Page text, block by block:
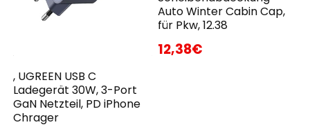
, UGREEN USB C
Ladegerät 30W, 3-Port
GaN Netzteil, PD iPhone
Chrager
Auto Winter Cabin Cap,
für Pkw, 12.38
12,38€